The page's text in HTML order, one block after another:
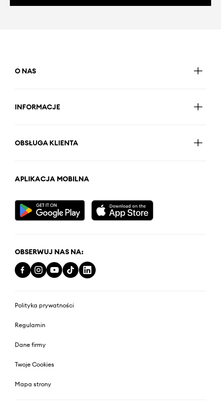
O NAS
INFORMACJE
OBSŁUGA KLIENTA
APLIKACJA MOBILNA
OBSERWUJ NAS NA:
Polityka prywatności
Regulamin
Dane firmy
Twoje Cookies
Mapa strony